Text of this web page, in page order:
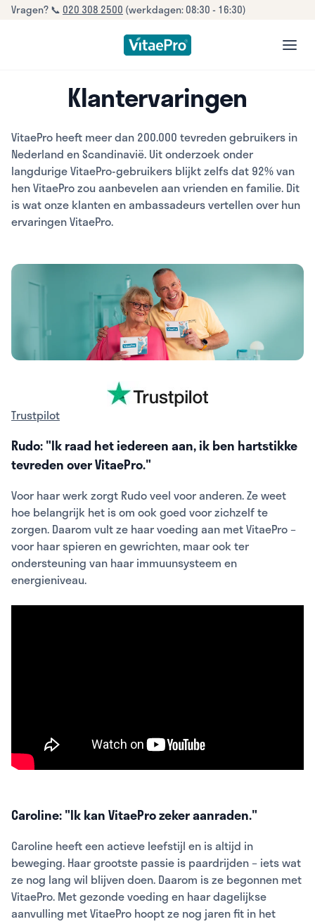
Vragen? 📞 020 308 2500 (werkdagen: 08:30 - 16:30)
Klantervaringen
VitaePro heeft meer dan 200.000 tevreden gebruikers in
Nederland en Scandinavië. Uit onderzoek onder
langdurige VitaePro-gebruikers blijkt zelfs dat 92% van
hen VitaePro zou aanbevelen aan vrienden en familie. Dit
is wat onze klanten en ambassadeurs vertellen over hun
ervaringen VitaePro.
Trustpilot
Rudo: "Ik raad het iedereen aan, ik ben hartstikke
tevreden over VitaePro."
Voor haar werk zorgt Rudo veel voor anderen. Ze weet
hoe belangrijk het is om ook goed voor zichzelf te
zorgen. Daarom vult ze haar voeding aan met VitaePro –
voor haar spieren en gewrichten, maar ook ter
ondersteuning van haar immuunsysteem en
energieniveau.
Caroline: "Ik kan VitaePro zeker aanraden."
Caroline heeft een actieve leefstijl en is altijd in
beweging. Haar grootste passie is paardrijden – iets wat
ze nog lang wil blijven doen. Daarom is ze begonnen met
VitaePro. Met gezonde voeding en haar dagelijkse
aanvulling met VitaePro hoopt ze nog jaren fit in het